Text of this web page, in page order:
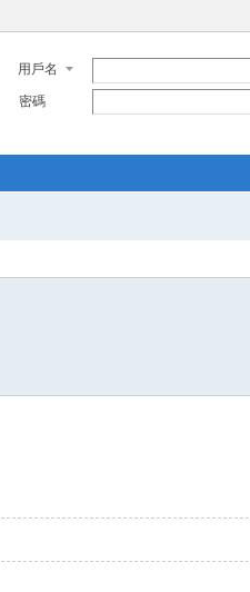
用戶名
密碼